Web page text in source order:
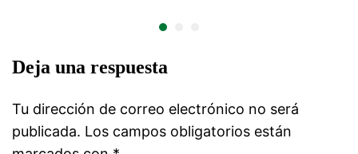
Deja una respuesta
Tu dirección de correo electrónico no será
publicada. Los campos obligatorios están